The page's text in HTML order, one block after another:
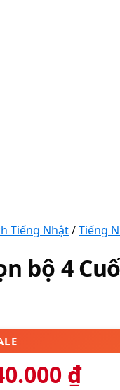
Tiếng Nhật/Tiếng
bộ 4
₫